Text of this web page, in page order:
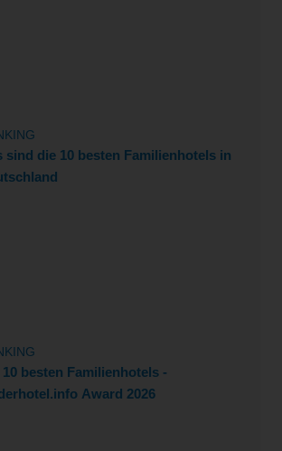
sind die 10 besten Familienhotels in
10 besten Familienhotels -
Award 2026